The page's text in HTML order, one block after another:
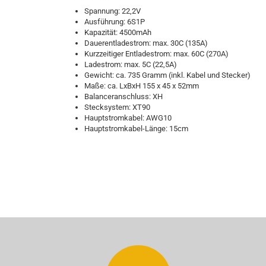
Spannung: 22,2V
Ausführung: 6S1P
Kapazität: 4500mAh
Dauerentladestrom: max. 30C (135A)
Kurzzeitiger Entladestrom: max. 60C (270A)
Ladestrom: max. 5C (22,5A)
Gewicht: ca. 735 Gramm (inkl. Kabel und Stecker)
Maße: ca. LxBxH 155 x 45 x 52mm
Balanceranschluss: XH
Stecksystem: XT90
Hauptstromkabel: AWG10
Hauptstromkabel-Länge: 15cm